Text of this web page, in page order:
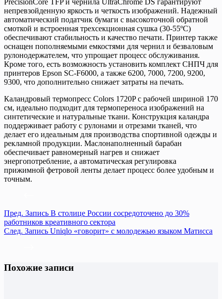
непревзойденную яркость и четкость изображений. Надежный
автоматический податчик бумаги с высокоточной обратной
смоткой и встроенная трехсекционная сушка (30-55ºC)
обеспечивают стабильность и качество печати. Принтер также
оснащен пополняемыми емкостями для чернил и безваловым
рулонодержателем, что упрощает процесс обслуживания.
Кроме того, есть возможность установить комплект СНПЧ для
принтеров Epson SC-F6000, а также 6200, 7000, 7200, 9200,
9300, что дополнительно снижает затраты на печать.
Каландровый термопресс Colors 1720P с рабочей шириной 170
см, идеально подходит для термопереноса изображений на
синтетические и натуральные ткани. Конструкция каландра
поддерживает работу с рулонами и отрезами тканей, что
делает его идеальным для производства спортивной одежды и
рекламной продукции. Маслонаполненный барабан
обеспечивает равномерный нагрев и снижает
энергопотребление, а автоматическая регулировка
прижимной фетровой ленты делает процесс более удобным и
точным.
Пред. Запись В столице России сосредоточено до 30%
работников креативного сектора
След. Запись Uniqlo «говорит» с молодежью языком Матисса
Похожие записи